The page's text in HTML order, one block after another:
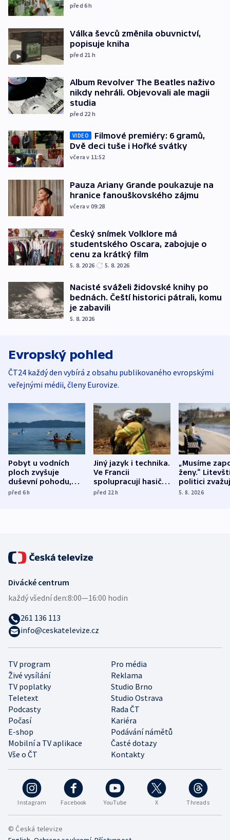
před 6h
Válka ševců změnila obuvnictví,
popisuje kniha
před 21 h
Album Revolver The Beatles naživo
nikdy nehráli. Objevovali ale magii
studia
před 22 h
VIDEO
Filmové premiéry: 6 gramů,
Dvě deci tuše i Hořké svátky
včera v 11:52
Pauza Ariany Grande poukazuje na
hranice fanouškovského zájmu
včera v 09:28
Český snímek Volklore má
studentského Oscara, zabojuje o
cenu za krátký film
5. 8. 2026 5. 8. 2026
Nacisté sváželi židovské knihy po
bednách. Čeští historici pátrali, komu
je zabavili
5. 8. 2026
Evropský pohled
ČT24 každý den vybírá z obsahu publikovaného evropskými
veřejnými médii, členy Eurovize.
Pobyt u vodních
ploch zvyšuje
duševní pohodu,
ukázala
před 6h
Jiný jazyk i technika.
Ve Francii
spolupracují hasiči z
různých zemí
před 22h
„Musíme
ženy.“
politici
dohodu o
5. 8. 2026
Instagram Facebook YouTube X Threads
TV program
Pro média
Živé vysílání
Reklama
TV poplatky
Studio Brno
Teletext
Studio Ostrava
Podcasty
Rada ČT
Počasí
Kariéra
E-shop
Podávání námětů
Mobilní a TV aplikace
Časté dotazy
Vše o ČT
Kontakty
Divácké centrum
každý všední den:8:00—16:00 hodin
261 136 113
info@ceskatelevize.cz
© Česká televize